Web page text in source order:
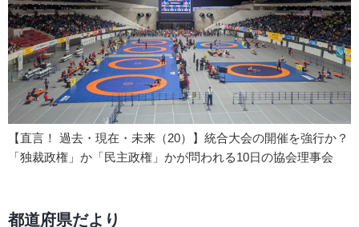
【直言！ 過去・現在・未来（20）】統合大会の開催を強行か？
「独裁政権」か「民主政権」かが問われる10日の協会理事会
都道府県だより